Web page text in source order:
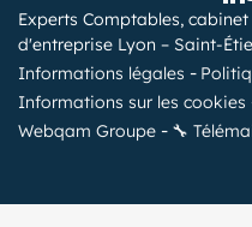
Experts Comptables,
d'entreprise Lyon – Saint-
Informations légales
Informations sur les cookies
Webqam Groupe
🔧